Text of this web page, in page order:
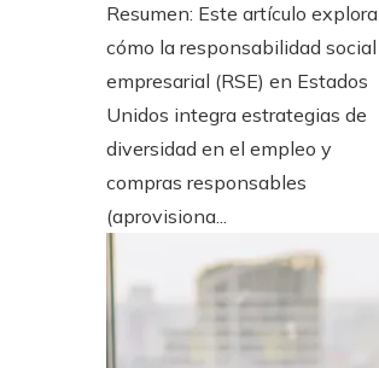
Resumen: Este artículo explora
cómo la responsabilidad social
empresarial (RSE) en Estados
Unidos integra estrategias de
diversidad en el empleo y
compras responsables
(aprovisiona...